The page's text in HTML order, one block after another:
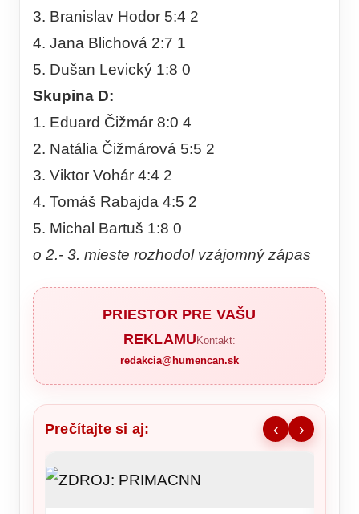
3. Branislav Hodor 5:4 2
4. Jana Blichová 2:7 1
5. Dušan Levický 1:8 0
Skupina D:
1. Eduard Čižmár 8:0 4
2. Natália Čižmárová 5:5 2
3. Viktor Vohár 4:4 2
4. Tomáš Rabajda 4:5 2
5. Michal Bartuš 1:8 0
o 2.- 3. mieste rozhodol vzájomný zápas
PRIESTOR PRE VAŠU
REKLAMU Kontakt:
redakcia@humencan.sk
Prečítajte si aj: ‹ ›